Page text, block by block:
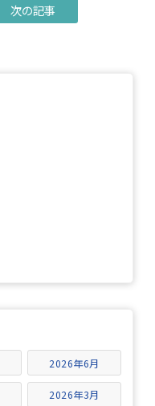
次の記事
2026年6月
2026年3月